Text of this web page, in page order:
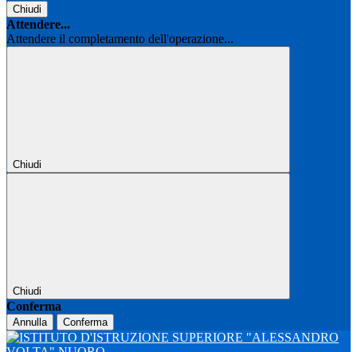
Chiudi
Attendere...
Attendere il completamento dell'operazione...
Chiudi
Chiudi
Conferma
Annulla Conferma